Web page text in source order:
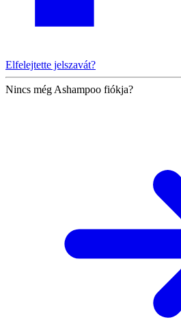
Elfelejtette jelszavát?
Nincs még Ashampoo fiókja?